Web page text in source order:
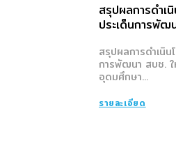
สรุปผลการดำเ
ประเด็นการพัฒ
สรุปผลการดำเนิ
การพัฒนา สบช. ใ
อุดมศึกษา...
รายละเอียด